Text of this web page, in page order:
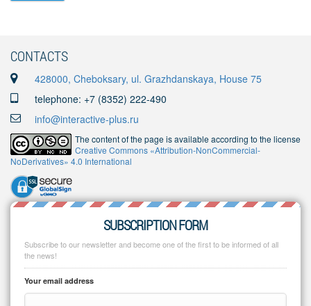
CONTACTS
428000, Cheboksary, ul. Grazhdanskaya, House 75
telephone: +7 (8352) 222-490
info@interactive-plus.ru
The content of the page is available according to the license
Creative Commons «Attribution-NonCommercial-
NoDerivatives» 4.0 International
SUBSCRIPTION FORM
Subscribe to our newsletter and become one of the first to be informed of all
the news!
Your email address